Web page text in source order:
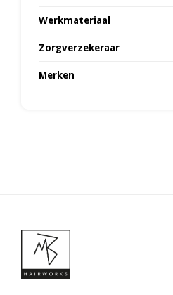
Werkmateriaal
Zorgverzekeraar
Merken